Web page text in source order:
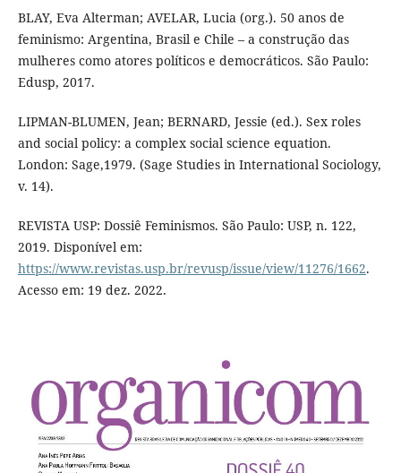
BLAY, Eva Alterman; AVELAR, Lucia (org.). 50 anos de
feminismo: Argentina, Brasil e Chile – a construção das
mulheres como atores políticos e democráticos. São Paulo:
Edusp, 2017.
LIPMAN-BLUMEN, Jean; BERNARD, Jessie (ed.). Sex roles
and social policy: a complex social science equation.
London: Sage,1979. (Sage Studies in International Sociology,
v. 14).
REVISTA USP: Dossiê Feminismos. São Paulo: USP, n. 122,
2019. Disponível em:
https://www.revistas.usp.br/revusp/issue/view/11276/1662.
Acesso em: 19 dez. 2022.